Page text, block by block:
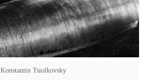
Konstantin Tsiolkovsky